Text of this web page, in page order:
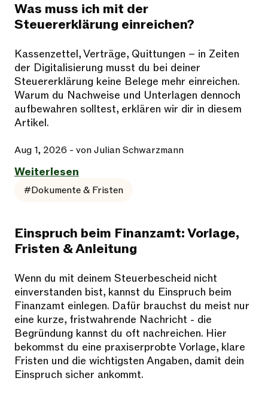
Was muss ich mit der
Steuererklärung einreichen?
Kassenzettel, Verträge, Quittungen – in Zeiten
der Digitalisierung musst du bei deiner
Steuererklärung keine Belege mehr einreichen.
Warum du Nachweise und Unterlagen dennoch
aufbewahren solltest, erklären wir dir in diesem
Artikel.
Aug 1, 2026 - von Julian Schwarzmann
Weiterlesen
#Dokumente & Fristen
Einspruch beim Finanzamt: Vorlage,
Fristen & Anleitung
Wenn du mit deinem Steuerbescheid nicht
einverstanden bist, kannst du Einspruch beim
Finanzamt einlegen. Dafür brauchst du meist nur
eine kurze, fristwahrende Nachricht - die
Begründung kannst du oft nachreichen. Hier
bekommst du eine praxiserprobte Vorlage, klare
Fristen und die wichtigsten Angaben, damit dein
Einspruch sicher ankommt.